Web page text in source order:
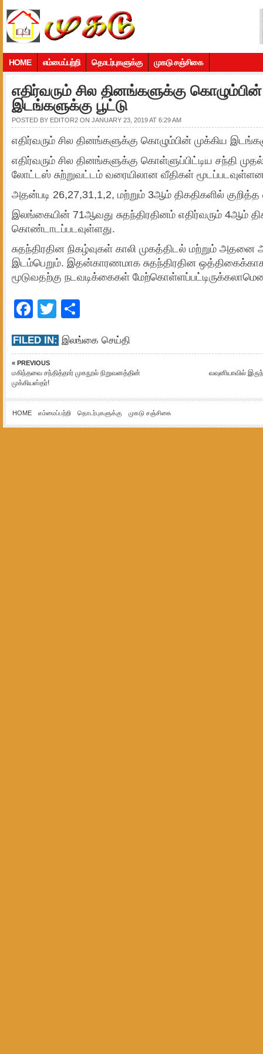
HOME எம்மைப்பற்றி தொடர்புகளுக்கு முகடு சஞ்சிகை
எதிர்வரும் சில தினங்களுக்கு
இடங்களுக்கு பூட்டு
POSTED BY EDITOR2 ON JANUARY 23, 2019 AT 6:29 AM
எதிர்வரும் சில தினங்களுக்கு கொழும்பின் முக்கிய
எதிர்வரும் சில தினங்களுக்கு கொள்ளுப்பிட்டிய சந்தி
லோட்டஸ் சுற்றுவட்டம் வரையிலான வீதிகள்
அதன்படி 26,27,31,1,2, மற்றும் 3ஆம் திகதிகளில்
இலங்கையின் 71ஆவது சுதந்திரதினம் எதிர்வரும் 4ஆம்
கொண்டாடப்படவுள்ளது.
சுதந்திரதின நிகழ்வுகள் காலி முகத்திடல் மற்றும்
இடம்பெறும். இதன்காரணமாக சுதந்திரதின
மூடுவதற்கு நடவடிக்கைகள் மேற்கொள்ளப்பட்டிருக்கலாமென
Facebook
Twitter
FILED IN: இலங்கை செய்தி
« PREVIOUS
மகிந்தவை சந்தித்தார் முகநூல் நிறுவனத்தின்
முக்கியஸ்தர்!
வவுனியாவில்
HOME எம்மைப்பற்றி தொடர்புகளுக்கு முகடு சஞ்சிகை